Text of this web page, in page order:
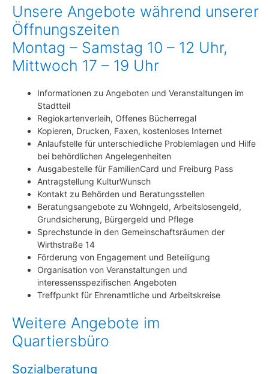
Unsere Angebote während unserer
Öffnungszeiten
Montag – Samstag 10 – 12 Uhr,
Mittwoch 17 – 19 Uhr
Informationen zu Angeboten und Veranstaltungen im
Stadtteil
Regiokartenverleih, Offenes Bücherregal
Kopieren, Drucken, Faxen, kostenloses Internet
Anlaufstelle für unterschiedliche Problemlagen und Hilfe
bei behördlichen Angelegenheiten
Ausgabestelle für FamilienCard und Freiburg Pass
Antragstellung KulturWunsch
Kontakt zu Behörden und Beratungsstellen
Beratungsangebote zu Wohngeld, Arbeitslosengeld,
Grundsicherung, Bürgergeld und Pflege
Sprechstunde in den Gemeinschaftsräumen der
Wirthstraße 14
Förderung von Engagement und Beteiligung
Organisation von Veranstaltungen und
interessensspezifischen Angeboten
Treffpunkt für Ehrenamtliche und Arbeitskreise
Weitere Angebote im
Quartiersbüro
Sozialberatung